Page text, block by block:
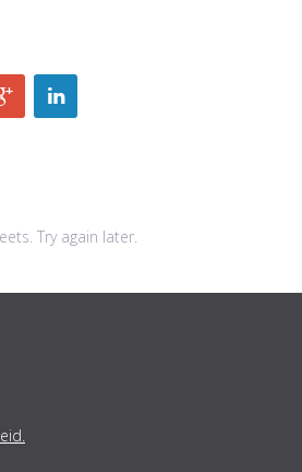
Try again later.